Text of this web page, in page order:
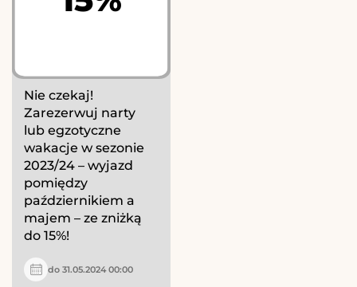
Nie czekaj!
Zarezerwuj narty
lub egzotyczne
wakacje w sezonie
2023/24 – wyjazd
pomiędzy
październikiem a
majem – ze zniżką
do 15%!
do 31.05.2024 00:00